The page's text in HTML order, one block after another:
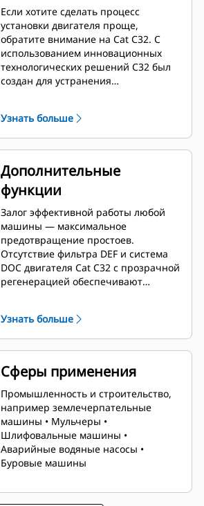
Если хотите сделать процесс
установки двигателя проще,
обратите внимание на Cat C32. С
использованием инновационных
технологических решений C32 был
создан для устранения
фильтра DEF, что позволяет
уменьшить размеры всего блока
двигателя. А благодаря гибким
вариантам монтажа системы
очистки отработавших газов
установка такого большого
двигателя стала намного проще.
Узнать больше
Дополнительные
функции
Залог эффективной работы любой
машины — максимальное
предотвращение простоев.
Отсутствие фильтра DEF и система
DOC двигателя Cat C32 с прозрачной
регенерацией обеспечивают
течение длительного времени.
Узнать больше
Сферы применения
Промышленность и строительство,
например землечерпательные
машины • Мульчеры •
Шлифовальные машины •
Аварийные водяные насосы •
Буровые машины